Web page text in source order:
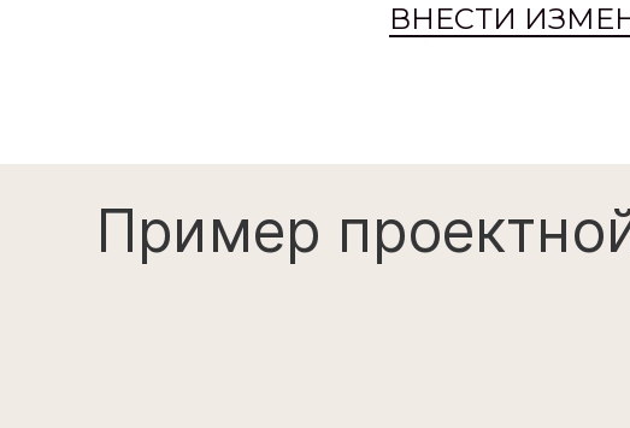
ВНЕСТИ
Пример